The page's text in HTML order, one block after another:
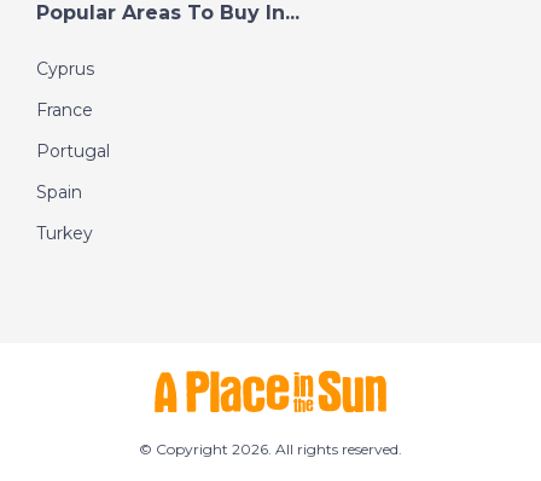
Popular Areas To Buy In...
Cyprus
France
Portugal
Spain
Turkey
© Copyright 2026. All rights reserved.